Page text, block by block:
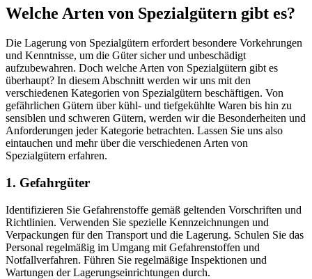
Welche Arten von Spezialgütern gibt es?
Die Lagerung von Spezialgütern erfordert besondere Vorkehrungen
und Kenntnisse, um die Güter sicher und unbeschädigt
aufzubewahren. Doch welche Arten von Spezialgütern gibt es
überhaupt? In diesem Abschnitt werden wir uns mit den
verschiedenen Kategorien von Spezialgütern beschäftigen. Von
gefährlichen Gütern über kühl- und tiefgekühlte Waren bis hin zu
sensiblen und schweren Gütern, werden wir die Besonderheiten und
Anforderungen jeder Kategorie betrachten. Lassen Sie uns also
eintauchen und mehr über die verschiedenen Arten von
Spezialgütern erfahren.
1. Gefahrgüter
Identifizieren Sie Gefahrenstoffe gemäß geltenden Vorschriften und
Richtlinien. Verwenden Sie spezielle Kennzeichnungen und
Verpackungen für den Transport und die Lagerung. Schulen Sie das
Personal regelmäßig im Umgang mit Gefahrenstoffen und
Notfallverfahren. Führen Sie regelmäßige Inspektionen und
Wartungen der Lagerungseinrichtungen durch.